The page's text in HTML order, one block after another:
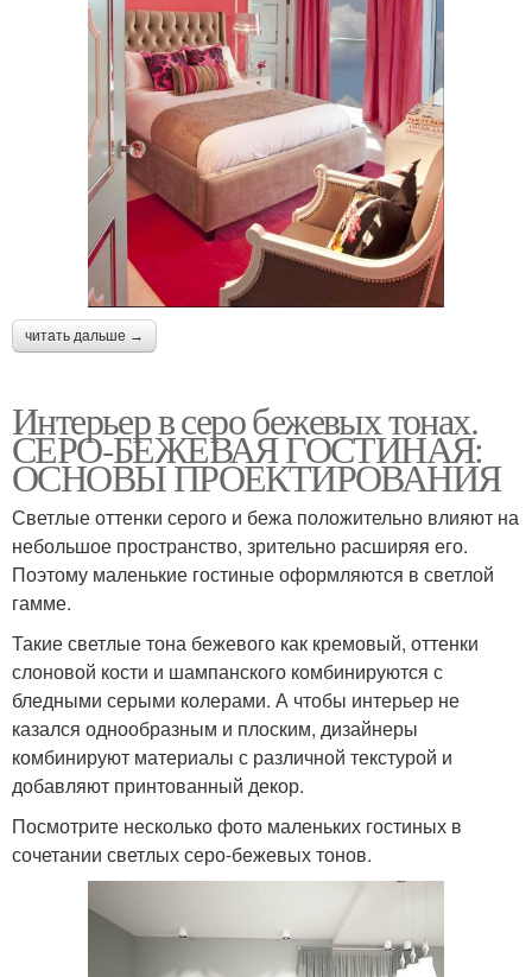
читать дальше →
Интерьер в серо бежевых тонах.
СЕРО-БЕЖЕВАЯ ГОСТИНАЯ:
ОСНОВЫ ПРОЕКТИРОВАНИЯ
Светлые оттенки серого и бежа положительно влияют на
небольшое пространство, зрительно расширяя его.
Поэтому маленькие гостиные оформляются в светлой
гамме.
Такие светлые тона бежевого как кремовый, оттенки
слоновой кости и шампанского комбинируются с
бледными серыми колерами. А чтобы интерьер не
казался однообразным и плоским, дизайнеры
комбинируют материалы с различной текстурой и
добавляют принтованный декор.
Посмотрите несколько фото маленьких гостиных в
сочетании светлых серо-бежевых тонов.